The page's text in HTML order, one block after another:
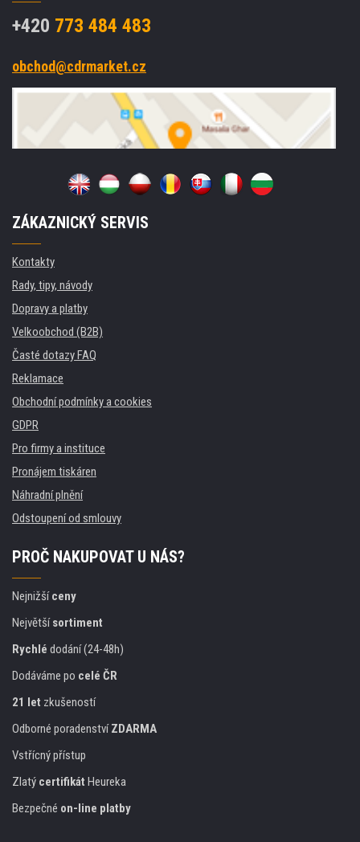
+420 773 484 483
obchod@cdrmarket.cz
ZÁKAZNICKÝ SERVIS
Kontakty
Rady, tipy, návody
Dopravy a platby
Velkoobchod (B2B)
Časté dotazy FAQ
Reklamace
Obchodní podmínky a cookies
GDPR
Pro firmy a instituce
Pronájem tiskáren
Náhradní plnění
Odstoupení od smlouvy
PROČ NAKUPOVAT U NÁS?
Nejnižšíceny
Největšísortiment
Rychlé dodání (24-48h)
Dodáváme po celé ČR
21 let zkušeností
Odborné poradenstvíZDARMA
Vstřícný přístup
Zlatý certifikát Heureka
Bezpečné on-line platby